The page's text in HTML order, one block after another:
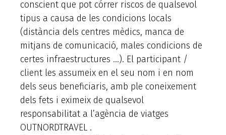
conscient que pot córrer riscos de qualsevol
tipus a causa de les condicions locals
(distància dels centres mèdics, manca de
mitjans de comunicació, males condicions de
certes infraestructures …). El participant /
client les assumeix en el seu nom i en nom
dels seus beneficiaris, amb ple coneixement
dels fets i eximeix de qualsevol
responsabilitat a l’agència de viatges
OUTNORDTRAVEL .